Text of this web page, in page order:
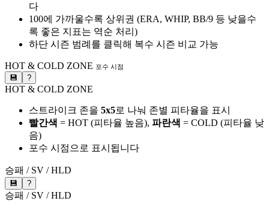
다
100에 가까울수록 상위권 (ERA, WHIP, BB/9 등 낮을수
록 좋은 지표는 역순 처리)
하단 시즌 범례를 클릭해 복수 시즌 비교 가능
HOT & COLD ZONE 포수 시점
💾 ?
HOT & COLD ZONE
스트라이크 존을 5x5로 나눠 존별 피타율을 표시
빨간색 = HOT (피타율 높음), 파란색 = COLD (피타율 낮
음)
포수 시점으로 표시됩니다
승패 / SV / HLD
💾 ?
승패 / SV / HLD